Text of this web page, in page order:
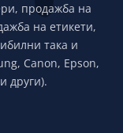
продажба на
на етикети,
така и
Canon, Epson,
други).